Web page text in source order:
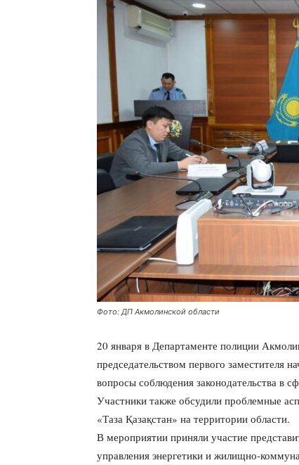
Фото: ДП Акмолинской области
20 января в Департаменте полиции
председательством первого заместителя
вопросы соблюдения законодательства в
Участники также обсудили проблемные
«Таза Қазақстан» на территории области.
В мероприятии приняли участие
управления энергетики и жилищно-